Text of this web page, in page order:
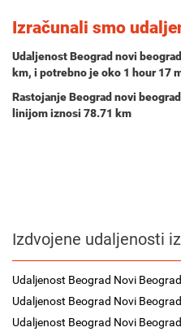
Izračunali smo
Udaljenost Beograd novi
km, i potrebno je oko 1 hour 17
Rastojanje Beograd novi
linijom iznosi 78.71 km
Izdvojene udaljenosti
Udaljenost Beograd Novi
Udaljenost Beograd Novi
Udaljenost Beograd Novi